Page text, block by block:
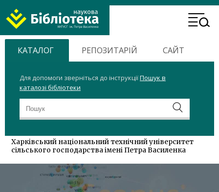
ХНТУСГ
Home
Header
Menu
КАТАЛОГ
Для допомоги зверніться до інструкціїПошук в
каталозі бібліотеки
РЕПОЗИТАРІЙ САЙТ
Харківський національний технічний університет
сільського господарства імені Петра Василенка